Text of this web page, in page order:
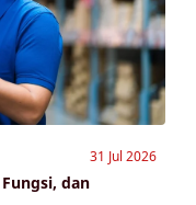
31 Jul 2026
dan